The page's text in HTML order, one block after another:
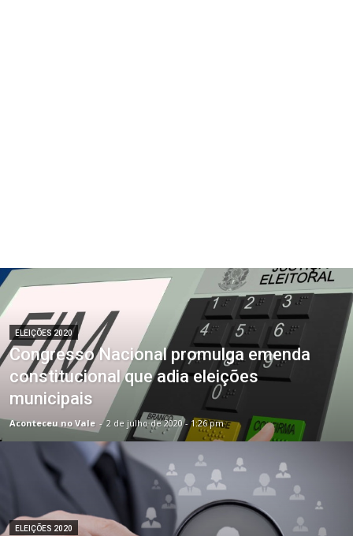
ELEIÇÕES 2020
Congresso Nacional promulga emenda
constitucional que adia eleições
municipais
Aconteceu no Vale - 2 de julho de 2020 - 1:26 pm
ELEIÇÕES 2020